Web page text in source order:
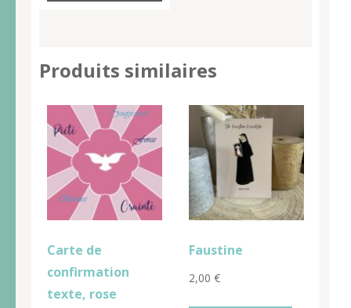
Produits similaires
Carte de
confirmation
texte, rose
Faustine
2,00 €